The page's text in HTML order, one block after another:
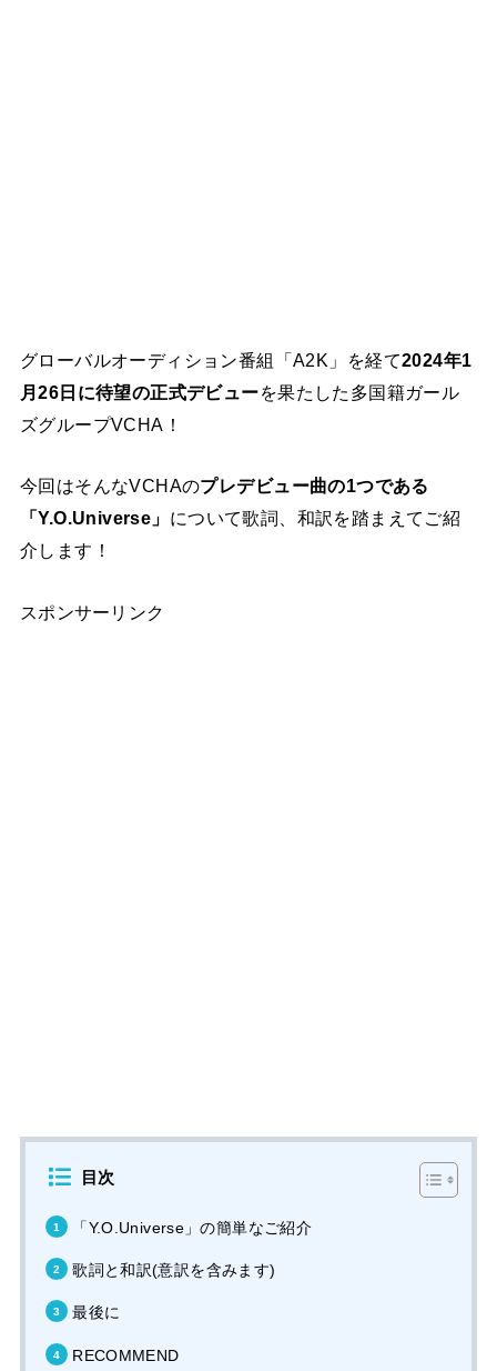
グローバルオーディション番組「A2K」を経て2024年1
月26日に待望の正式デビューを果たした多国籍ガール
ズグループVCHA！
今回はそんなVCHAのプレデビュー曲の1つである
「Y.O.Universe」 について歌詞、和訳を踏まえてご紹
介します！
スポンサーリンク
目次
「Y.O.Universe」の簡単なご紹介
歌詞と和訳(意訳を含みます)
最後に
RECOMMEND